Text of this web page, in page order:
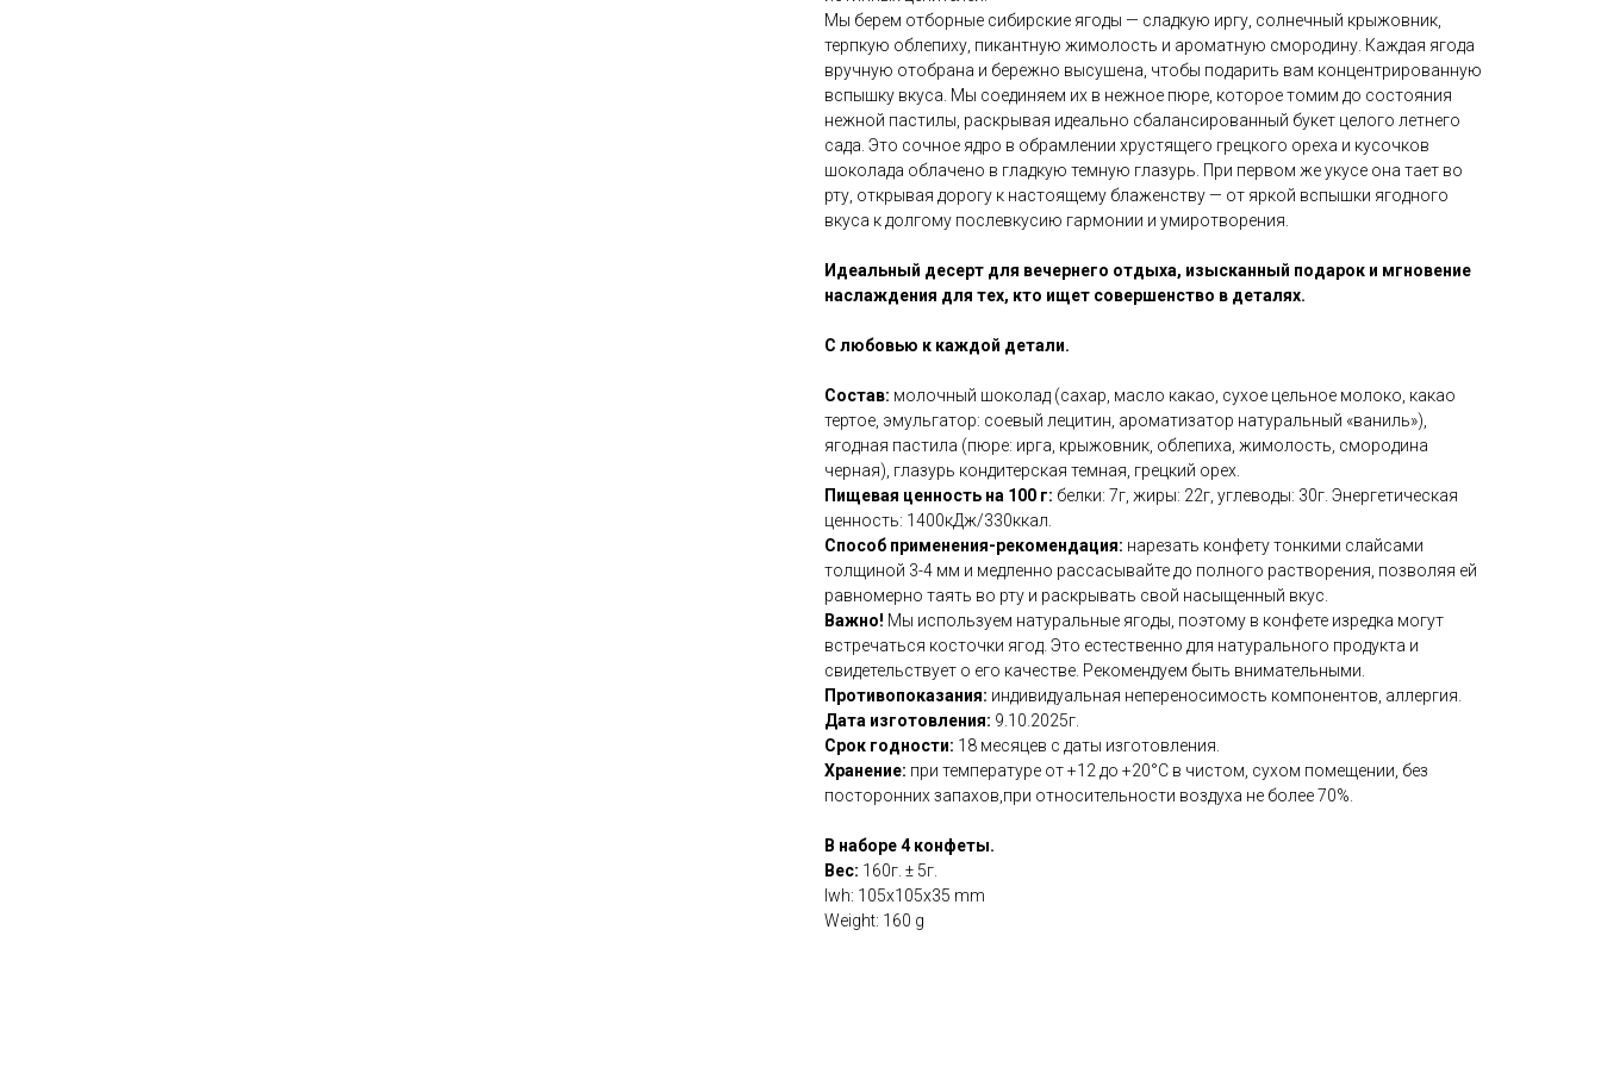
Мы берем отборные сибирские ягоды — сладкую иргу, солнечный крыжовник,
терпкую облепиху, пикантную жимолость и ароматную смородину. Каждая ягода
вручную отобрана и бережно высушена, чтобы подарить вам концентрированную
вспышку вкуса. Мы соединяем их в нежное пюре, которое томим до состояния
нежной пастилы, раскрывая идеально сбалансированный букет целого летнего
сада. Это сочное ядро в обрамлении хрустящего грецкого ореха и кусочков
шоколада облачено в гладкую темную глазурь. При первом же укусе она тает во
рту, открывая дорогу к настоящему блаженству — от яркой вспышки ягодного
вкуса к долгому послевкусию гармонии и умиротворения.
Идеальный десерт для вечернего отдыха, изысканный подарок и мгновение
наслаждения для тех, кто ищет совершенство в деталях.
С любовью к каждой детали.
Состав: молочный шоколад (сахар, масло какао, сухое цельное молоко, какао
тертое, эмульгатор: соевый лецитин, ароматизатор натуральный «ваниль»),
ягодная пастила (пюре: ирга, крыжовник, облепиха, жимолость, смородина
черная), глазурь кондитерская темная, грецкий орех.
Пищевая ценность на 100 г: белки: 7г, жиры: 22г, углеводы: 30г. Энергетическая
ценность: 1400кДж/330ккал.
Способ применения-рекомендация: нарезать конфету тонкими слайсами
толщиной 3-4 мм и медленно рассасывайте до полного растворения, позволяя ей
равномерно таять во рту и раскрывать свой насыщенный вкус.
Важно! Мы используем натуральные ягоды, поэтому в конфете изредка могут
встречаться косточки ягод. Это естественно для натурального продукта и
свидетельствует о его качестве. Рекомендуем быть внимательными.
Противопоказания: индивидуальная непереносимость компонентов, аллергия.
Дата изготовления: 9.10.2025г.
Срок годности: 18 месяцев с даты изготовления.
Хранение: при температуре от +12 до +20°C в чистом, сухом помещении, без
посторонних запахов,при относительности воздуха не более 70%.
В наборе 4 конфеты.
Вес: 160г. ± 5г.
lwh: 105x105x35 mm
Weight: 160 g